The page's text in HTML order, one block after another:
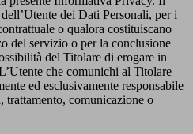
dei Dati Personali, per i
o qualora costituiscano
del servizio o per la conclusione
del Titolare di erogare in
che comunichi al Titolare
ed esclusivamente responsabile
trattamento, comunicazione o